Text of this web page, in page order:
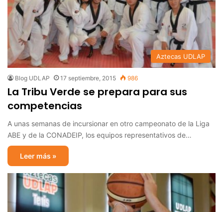
Aztecas UDLAP
Blog UDLAP 17 septiembre, 2015 986
La Tribu Verde se prepara para sus
competencias
A unas semanas de incursionar en otro campeonato de la Liga
ABE y de la CONADEIP, los equipos representativos de…
Leer más »